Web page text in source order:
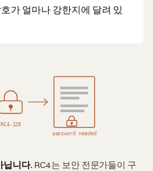
가 얼마나 강한지에 달려 있
RC4-128
password needed
닙니다. RC4는 보안 전문가들이 구